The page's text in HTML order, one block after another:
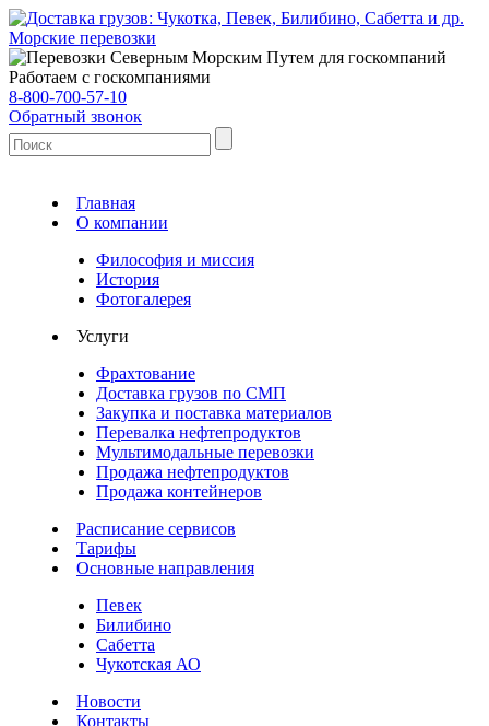
Морские перевозки
Работаем с госкомпаниями
8-800-700-57-10
Обратный звонок
Главная
О компании
Философия и миссия
История
Фотогалерея
Услуги
Фрахтование
Доставка грузов по СМП
Закупка и поставка материалов
Перевалка нефтепродуктов
Мультимодальные перевозки
Продажа нефтепродуктов
Продажа контейнеров
Расписание сервисов
Тарифы
Основные направления
Певек
Билибино
Сабетта
Чукотская АО
Новости
Контакты